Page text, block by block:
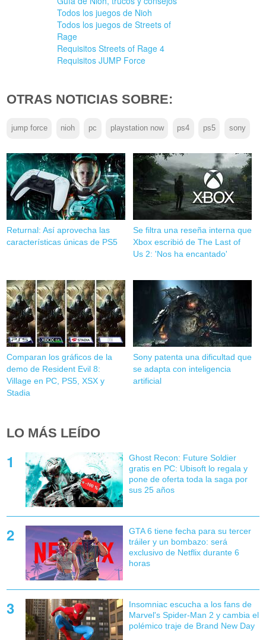
Todos los juegos de Nioh
Todos los juegos de Streets of
Rage
Requisitos Streets of Rage 4
Requisitos JUMP Force
OTRAS NOTICIAS SOBRE:
jump force nioh pc playstation now ps4 ps5 sony
Returnal: Así aprovecha las
características únicas de PS5
Se filtra una reseña interna que
Xbox escribió de The Last of
Us 2: 'Nos ha encantado'
Comparan los gráficos de la
demo de Resident Evil 8:
Village en PC, PS5, XSX y
Stadia
Sony patenta una dificultad que
se adapta con inteligencia
artificial
LO MÁS LEÍDO
Ghost Recon: Future Soldier
gratis en PC: Ubisoft lo regala y
pone de oferta toda la saga por
sus 25 años
GTA 6 tiene fecha para su tercer
tráiler y un bombazo: será
exclusivo de Netflix durante 6
horas
Insomniac escucha a los fans de
Marvel's Spider-Man 2 y cambia el
polémico traje de Brand New Day